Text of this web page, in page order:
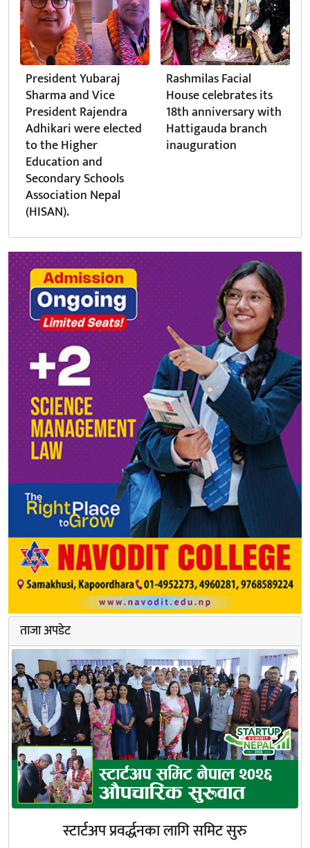
President Yubaraj
Sharma and Vice
President Rajendra
Adhikari were elected
to the Higher
Education and
Secondary Schools
Association Nepal
(HISAN).
Rashmilas Facial
House celebrates its
18th anniversary with
Hattigauda branch
inauguration
ताजा अपडेट
स्टार्टअप प्रवर्द्धनका लागि समिट सुरु